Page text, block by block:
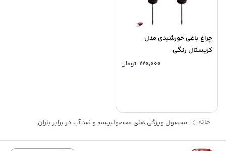
چراغ باغی خورشیدی مدل
کریستال رنگی
۲۲۰,۰۰۰ تومان
خانه محصول ویژگی های محصولبیسم و ضد آب در برابر باران